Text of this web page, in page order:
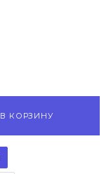
В КОРЗИНУ